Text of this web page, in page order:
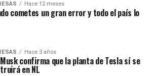
Hace 12 meses
cometes un gran error y todo el país lo
Hace 3 años
confirma que la planta de Tesla sí se
en NL